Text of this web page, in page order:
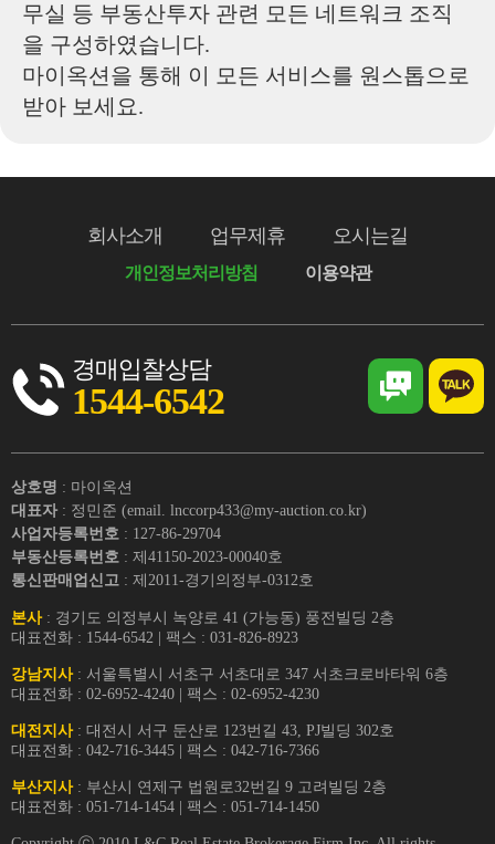
무실 등 부동산투자 관련 모든 네트워크 조직
을 구성하였습니다.
마이옥션을 통해 이 모든 서비스를 원스톱으로
받아 보세요.
회사소개 업무제휴 오시는길
개인정보처리방침 이용약관
경매입찰상담
1544-6542
상호명 : 마이옥션
대표자 : 정민준 (email. lnccorp433@my-auction.co.kr)
사업자등록번호 : 127-86-29704
부동산등록번호 : 제41150-2023-00040호
통신판매업신고 : 제2011-경기의정부-0312호
본사: 경기도 의정부시 녹양로 41 (가능동) 풍전빌딩 2층
대표전화 : 1544-6542 | 팩스 : 031-826-8923
강남지사: 서울특별시 서초구 서초대로 347 서초크로바타워 6층
대표전화 : 02-6952-4240 | 팩스 : 02-6952-4230
대전지사: 대전시 서구 둔산로 123번길 43, PJ빌딩 302호
대표전화 : 042-716-3445 | 팩스 : 042-716-7366
부산지사: 부산시 연제구 법원로32번길 9 고려빌딩 2층
대표전화 : 051-714-1454 | 팩스 : 051-714-1450